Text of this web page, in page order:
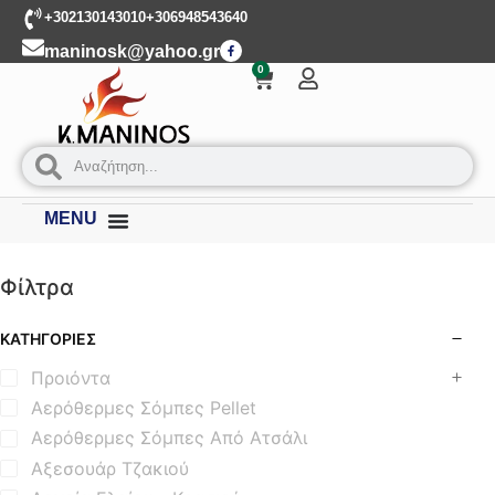
+302130143010+306948543640
maninosk@yahoo.gr
0
MENU
Φίλτρα
ΚΑΤΗΓΟΡΊΕΣ
Προιόντα
Αερόθερμες Σόμπες Pellet
Αερόθερμες Σόμπες Από Ατσάλι
Αξεσουάρ Τζακιού